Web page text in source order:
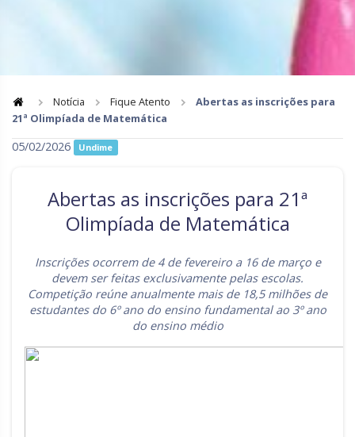
Goiás
Minas Gerais
Pernambuco
Rio de Janeiro Rio Grande do Norte
Rondônia Roraima
Notícia Fique Atento
Abertas as inscrições para
21ª Olimpíada de Matemática
05/02/2026 Undime
Abertas as inscrições para 21ª
Olimpíada de Matemática
Inscrições ocorrem de 4 de fevereiro a 16 de março e
devem ser feitas exclusivamente pelas escolas.
Competição reúne anualmente mais de 18,5 milhões de
estudantes do 6º ano do ensino fundamental ao 3º ano
do ensino médio